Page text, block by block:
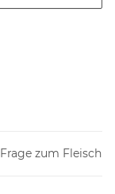
Frage zum Fleisch